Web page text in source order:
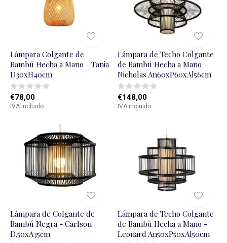
Lámpara Colgante de
Bambú Hecha a Mano - Tania
D30xH40cm
€78,00
IVA incluido
Lámpara de Techo Colgante
de Bambú Hecha a Mano -
Nicholas An60xP60xAl56cm
€148,00
IVA incluido
Lámpara de Colgante de
Bambú Negra - Carlson
D.50xA35cm
Lámpara de Techo Colgante
de Bambù Hecha a Mano -
Leonard An50xP50xAl50cm